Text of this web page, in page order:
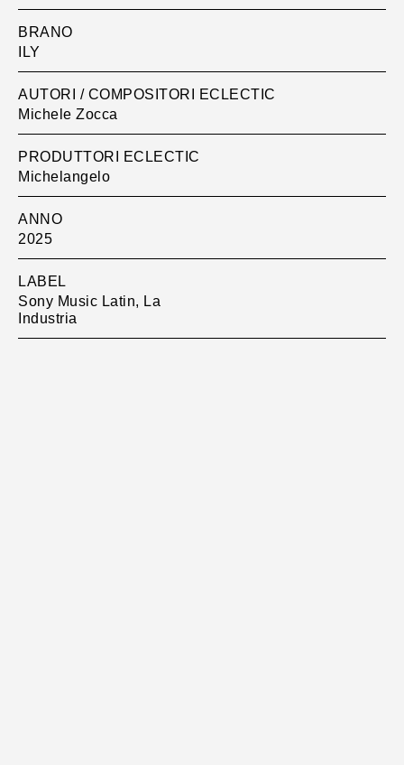
BRANO
ILY
AUTORI / COMPOSITORI ECLECTIC
Michele Zocca
PRODUTTORI ECLECTIC
Michelangelo
ANNO
2025
LABEL
Sony Music Latin, La
Industria